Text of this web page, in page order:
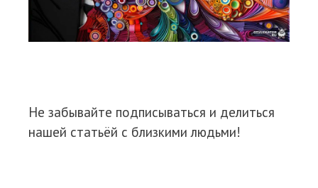
Не забывайте подписываться и делиться
нашей статьёй с близкими людьми!